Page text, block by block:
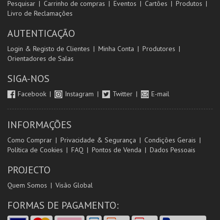
Pesquisar Carrinho de compras Eventos Cartões
Produtos
Livro de Reclamações
AUTENTICAÇÃO
Login & Registo de Clientes Minha Conta
Produtores
Orientadores de Salas
SIGA-NOS
Facebook Instagram Twitter E-mail
INFORMAÇÕES
Como Comprar Privacidade & Segurança
Condições Gerais
Política de Cookies
FAQ Pontos de Venda Dados Pessoais
PROJECTO
Quem Somos Visão Global
FORMAS DE PAGAMENTO: